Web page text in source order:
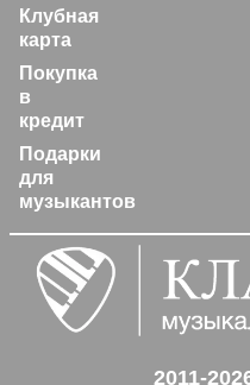
Клубная
карта
Покупка
в
кредит
Подарки
для
музыкантов
2011-